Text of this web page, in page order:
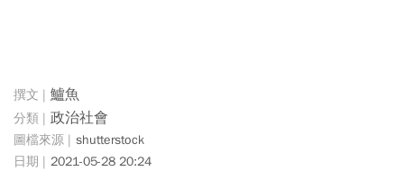
鱸魚
政治社會
shutterstock
2021-05-28 20:24